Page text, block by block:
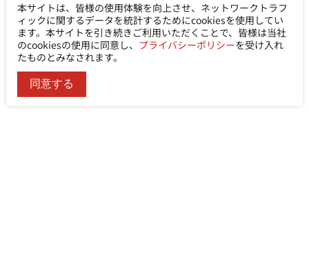
本サイトは、皆様の使用体験を向上させ、ネットワークトラフ
ィックに関するデータを統計するためにcookiesを使用してい
ます。本サイトを引き続きご利用いただくことで、皆様は当社
のcookiesの使用に同意し、 プライバシーポリシーを受け入れ
たものとみなされます。
同意する